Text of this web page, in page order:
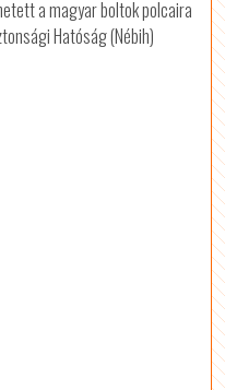
a magyar boltok polcaira
Hatóság (Nébih)